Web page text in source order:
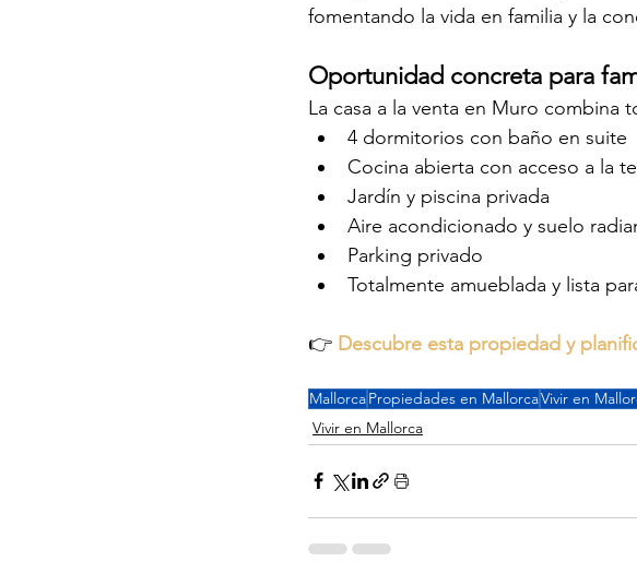
fomentando la vida en familia y la
Oportunidad concreta para
La casa a la venta en Muro combina
4 dormitorios con baño en suite
Cocina abierta con acceso a la
Jardín y piscina privada
Aire acondicionado y suelo
Parking privado
Totalmente amueblada y lista
👉 Descubre esta propiedad y
MallorcaPropiedades en MallorcaVivir en
Vivir en Mallorca